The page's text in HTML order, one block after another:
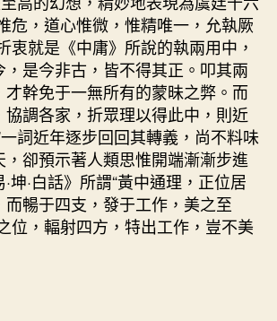
危，道心惟微，惟精唯一，允執厥
衷就是《中庸》所說的執兩用中，
是今非古，皆不得其正。叩其兩
才幹免于一無所有的蒙昧之弊。而
調各家，折眾理以得此中，則近
詞近年逐步回回其轉義，尚不料味
，卻預示著人類思惟開端漸漸步進
坤·白話》所謂“黃中通理，正位居
而暢于四支，發于工作，美之至
位，輻射四方，特出工作，豈不美